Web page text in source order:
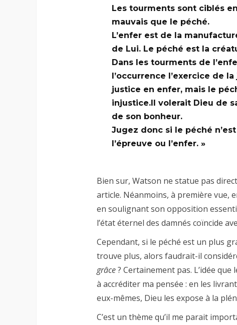
Les tourments sont ciblés
mauvais que le péché.
L’enfer est de la
de Lui. Le péché est la
Dans les tourments de
l’occurrence l’exercice de
justice en enfer, mais le
injustice.Il volerait Dieu de
de son bonheur.
Jugez donc si le péché
l’épreuve ou l’enfer. »
Bien sur, Watson ne statue pas
article. Néanmoins, à première vue,
en soulignant son opposition
l’état éternel des damnés coïncide
Cependant, si le péché est un plus
trouve plus, alors faudrait-il
grâce? Certainement pas. L’idée
à accréditer ma pensée : en les
eux-mêmes, Dieu les expose à la
C’est un thème qu’il me parait